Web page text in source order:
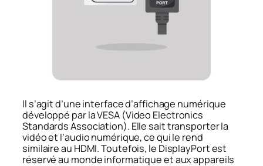
Il s’agit d’une interface d’affichage numérique
développé par la VESA (Video Electronics
Standards Association). Elle sait transporter la
vidéo et l’audio numérique, ce qui le rend
similaire au HDMI.Toutefois, le DisplayPort est
réservé au monde informatique et aux appareils